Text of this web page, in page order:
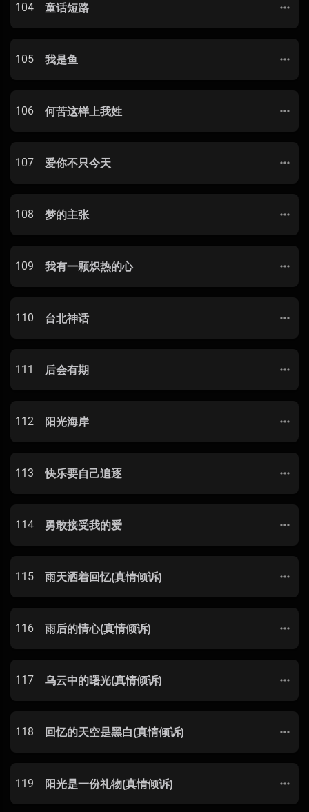
104 童话短路
105 我是鱼
106 何苦这样上我姓
107 爱你不只今天
108 梦的主张
109 我有一颗炽热的心
110 台北神话
111 后会有期
112 阳光海岸
113 快乐要自己追逐
114 勇敢接受我的爱
115 雨天洒着回忆(真情倾诉)
116 雨后的情心(真情倾诉)
117 乌云中的曙光(真情倾诉)
118 回忆的天空是黑白(真情倾诉)
119 阳光是一份礼物(真情倾诉)